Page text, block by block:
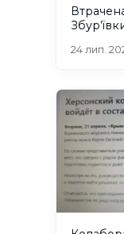
24 лип.